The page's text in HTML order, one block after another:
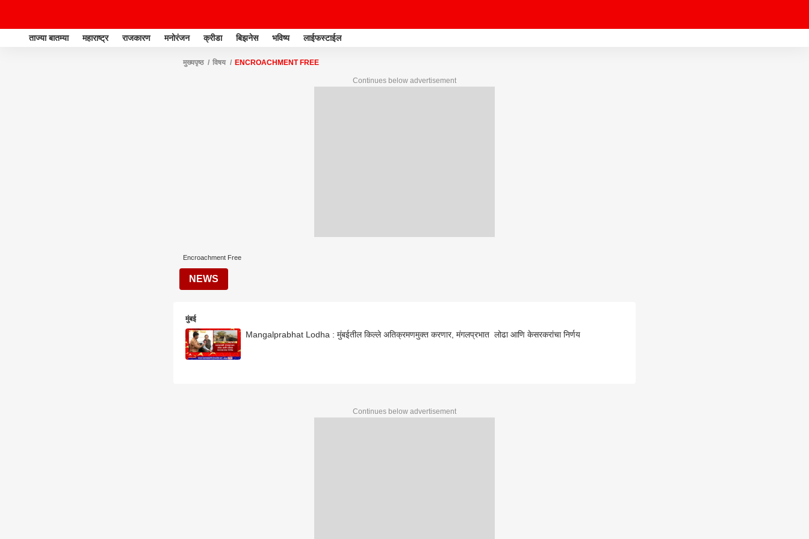
ताज्या बातम्या महाराष्ट्र राजकारण मनोरंजन क्रीडा बिझनेस भविष्य लाईफस्टाईल
मुख्यपृष्ठ विषय ENCROACHMENT FREE
Continues below advertisement
Encroachment Free
NEWS
मुंबई
Mangalprabhat Lodha : मुंबईतील किल्ले अतिक्रमणमुक्त करणार, मंगलप्रभात लोढा आणि केसरकरांचा निर्णय
Continues below advertisement